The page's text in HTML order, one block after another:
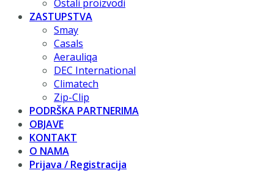
Ostali proizvodi
ZASTUPSTVA
Smay
Casals
Aerauliqa
DEC International
Climatech
Zip-Clip
PODRŠKA PARTNERIMA
OBJAVE
KONTAKT
O NAMA
Prijava / Registracija